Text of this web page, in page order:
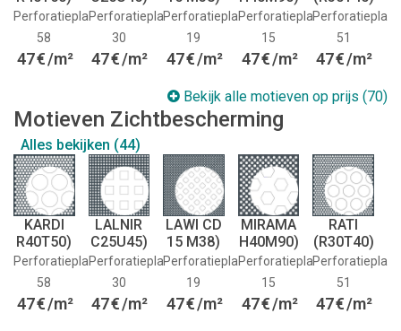
Perforatieplaat:
58
47€/m²
Perforatieplaat:
30
47€/m²
Perforatieplaat:
19
47€/m²
Perforatieplaat:
15
47€/m²
51
47€/m²
Bekijk alle motieven op prijs (70)
Motieven Zichtbescherming
Alles bekijken (44)
KARDI
R40T50)
Perforatieplaat:
58
47€/m²
LALNIR
C25U45)
Perforatieplaat:
30
47€/m²
LAWI CD
15 M38)
Perforatieplaat:
19
47€/m²
MIRAMA
H40M90)
Perforatieplaat:
15
47€/m²
RATI
(R30T40)
51
47€/m²